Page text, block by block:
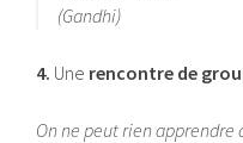
(Gandhi)
4. Une rencontre de
On ne peut rien apprendre